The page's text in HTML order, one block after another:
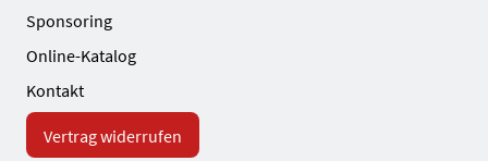
Sponsoring
Online-Katalog
Kontakt
Vertrag widerrufen